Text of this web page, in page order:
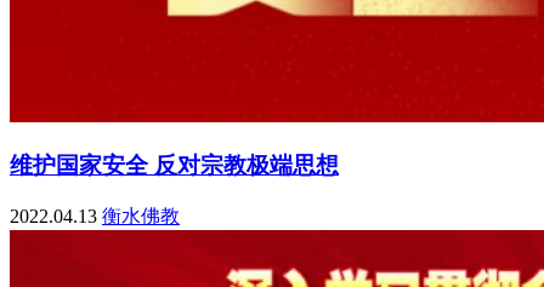
维护国家安全 反对宗教极端思想
2022.04.13 衡水佛教